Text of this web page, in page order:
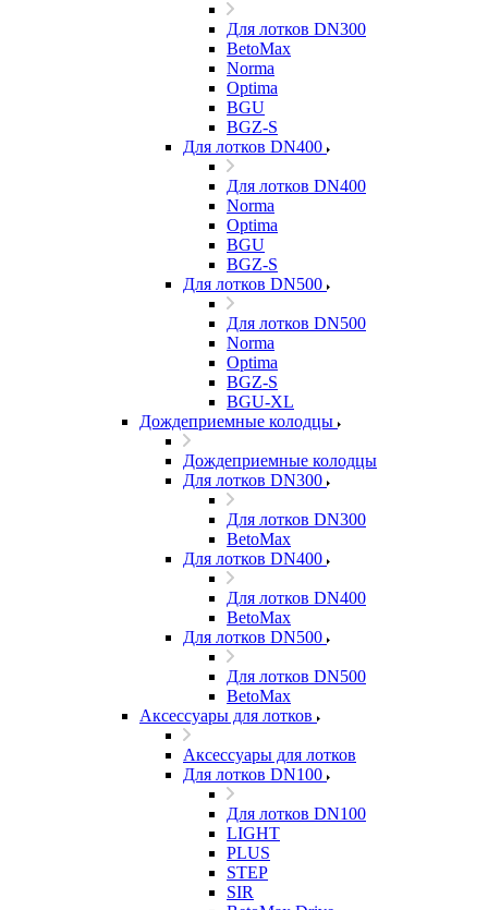
Для лотков DN300
BetoMax
Norma
Optima
BGU
BGZ-S
Для лотков DN400
Для лотков DN400
Norma
Optima
BGU
BGZ-S
Для лотков DN500
Для лотков DN500
Norma
Optima
BGZ-S
BGU-XL
Дождеприемные колодцы
Дождеприемные колодцы
Для лотков DN300
Для лотков DN300
BetoMax
Для лотков DN400
Для лотков DN400
BetoMax
Для лотков DN500
Для лотков DN500
BetoMax
Аксессуары для лотков
Аксессуары для лотков
Для лотков DN100
Для лотков DN100
LIGHT
PLUS
STEP
SIR